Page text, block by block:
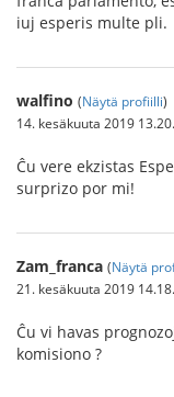
iuj esperis multe pli.
walfino (Näytä profiilli)
14. kesäkuuta 2019
Ĉu vere ekzistas
surprizo por mi!
Zam_franca (Näytä
21. kesäkuuta 2019
Ĉu vi havas
komisiono ?